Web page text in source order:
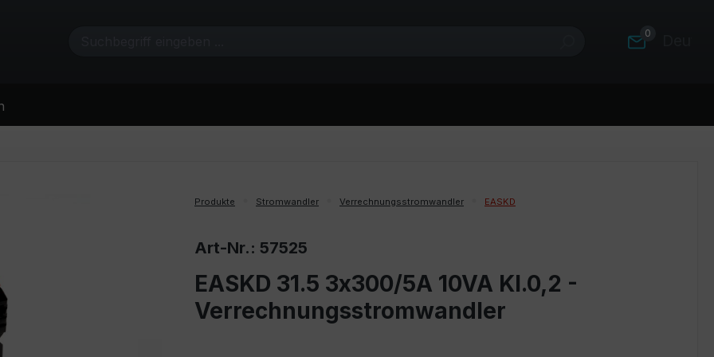
0
Produkte Stromwandler Verrechnungsstromwandler EASKD
Art-Nr.: 57525
EASKD 31.5 3x300/5A 10VA Kl.0,2 -
Verrechnungsstromwandler